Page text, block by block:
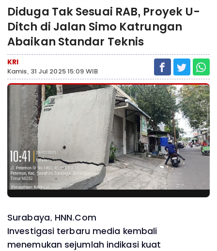
Diduga Tak Sesuai RAB, Proyek U-
Ditch di Jalan Simo Katrungan
Abaikan Standar Teknis
KRI
Kamis, 31 Jul 2025 15:09 WIB
Surabaya, HNN.Com
Investigasi terbaru media kembali
menemukan sejumlah indikasi kuat